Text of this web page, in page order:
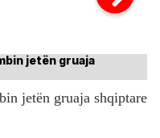
jetën gruaja shqiptare